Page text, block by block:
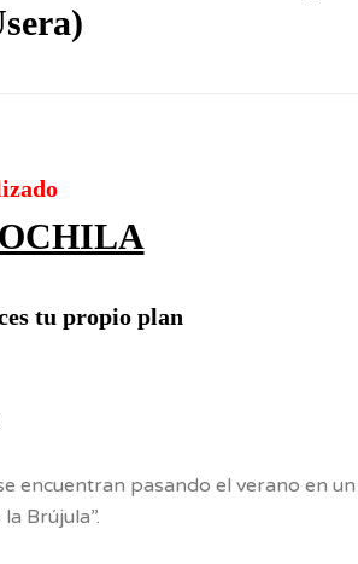
tu propio plan
encuentran pasando el verano en un
Brújula”.